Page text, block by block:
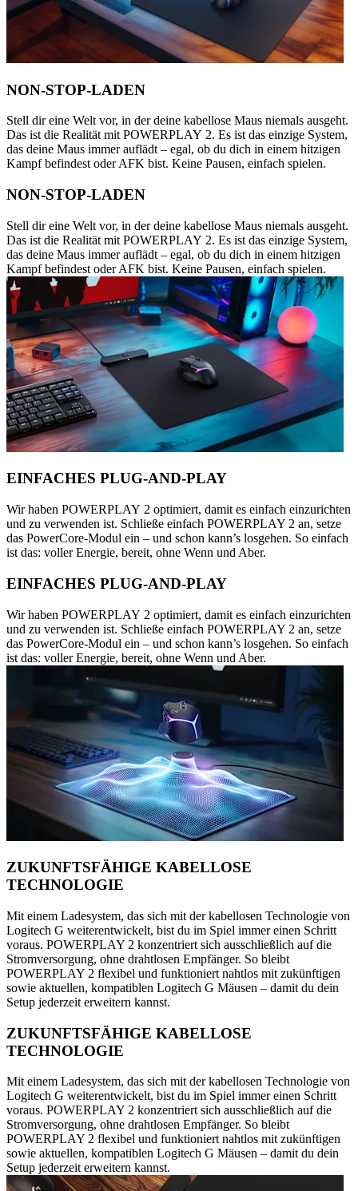
NON-STOP-LADEN
Stell dir eine Welt vor, in der deine kabellose Maus niemals ausgeht.
Das ist die Realität mit POWERPLAY 2. Es ist das einzige System,
das deine Maus immer auflädt – egal, ob du dich in einem hitzigen
Kampf befindest oder AFK bist. Keine Pausen, einfach spielen.
NON-STOP-LADEN
Stell dir eine Welt vor, in der deine kabellose Maus niemals ausgeht.
Das ist die Realität mit POWERPLAY 2. Es ist das einzige System,
das deine Maus immer auflädt – egal, ob du dich in einem hitzigen
Kampf befindest oder AFK bist. Keine Pausen, einfach spielen.
EINFACHES PLUG-AND-PLAY
Wir haben POWERPLAY 2 optimiert, damit es einfach einzurichten
und zu verwenden ist. Schließe einfach POWERPLAY 2 an, setze
das PowerCore-Modul ein – und schon kann’s losgehen. So einfach
ist das: voller Energie, bereit, ohne Wenn und Aber.
EINFACHES PLUG-AND-PLAY
Wir haben POWERPLAY 2 optimiert, damit es einfach einzurichten
und zu verwenden ist. Schließe einfach POWERPLAY 2 an, setze
das PowerCore-Modul ein – und schon kann’s losgehen. So einfach
ist das: voller Energie, bereit, ohne Wenn und Aber.
ZUKUNFTSFÄHIGE KABELLOSE
TECHNOLOGIE
Mit einem Ladesystem, das sich mit der kabellosen Technologie von
Logitech G weiterentwickelt, bist du im Spiel immer einen Schritt
voraus. POWERPLAY 2 konzentriert sich ausschließlich auf die
Stromversorgung, ohne drahtlosen Empfänger. So bleibt
POWERPLAY 2 flexibel und funktioniert nahtlos mit zukünftigen
sowie aktuellen, kompatiblen Logitech G Mäusen – damit du dein
Setup jederzeit erweitern kannst.
ZUKUNFTSFÄHIGE KABELLOSE
TECHNOLOGIE
Mit einem Ladesystem, das sich mit der kabellosen Technologie von
Logitech G weiterentwickelt, bist du im Spiel immer einen Schritt
voraus. POWERPLAY 2 konzentriert sich ausschließlich auf die
Stromversorgung, ohne drahtlosen Empfänger. So bleibt
POWERPLAY 2 flexibel und funktioniert nahtlos mit zukünftigen
sowie aktuellen, kompatiblen Logitech G Mäusen – damit du dein
Setup jederzeit erweitern kannst.